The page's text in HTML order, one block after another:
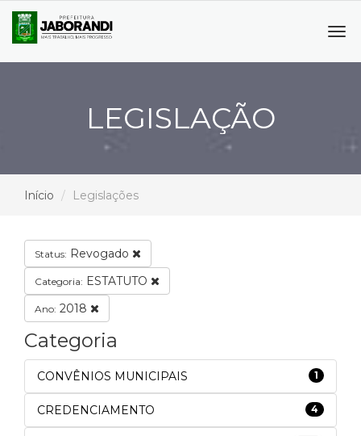
LEGISLAÇÃO
Início Legislações
Status: Revogado
Categoria: ESTATUTO
Ano: 2018
Categoria
CONVÊNIOS MUNICIPAIS 1
CREDENCIAMENTO 4